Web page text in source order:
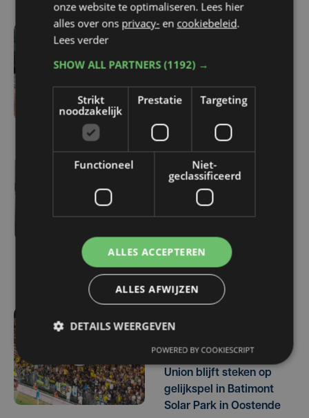
Vijf West-Vlaamse
opmaken voor EK
7 uur geleden
Matthieu Bonne wil
"zonder pauzes of
Champions League:
Union blijft steken op
gelijkspel in Batimont
Solar Park in Oostende
onze website te optimaliseren. Lees hier
alles over ons privacy- en cookiebeleid.
Lees verder
SHOW ALL PARTNERS(1192) →
Strikt
noodzakelijk
Prestatie Targeting
Functioneel
Niet-
geclassificeerd
ALLES ACCEPTEREN
ALLES AFWIJZEN
DETAILS WEERGEVEN
POWERED BY COOKIESCRIPT